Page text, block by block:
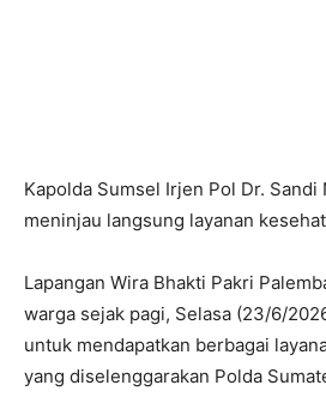
Kapolda Sumsel Irjen Pol Dr. Sandi
meninjau langsung layanan
Lapangan Wira Bhakti Pakri
warga sejak pagi, Selasa (23/6/
untuk mendapatkan berbagai
yang diselenggarakan Polda